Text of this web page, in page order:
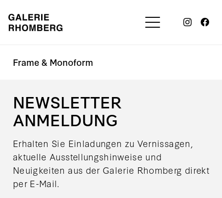
Frame & Monoform
NEWSLETTER
ANMELDUNG
Erhalten Sie Einladungen zu Vernissagen,
aktuelle Ausstellungshinweise und
Neuigkeiten aus der Galerie Rhomberg direkt
per E-Mail.